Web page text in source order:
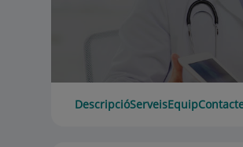
DescripcióServeisEquip